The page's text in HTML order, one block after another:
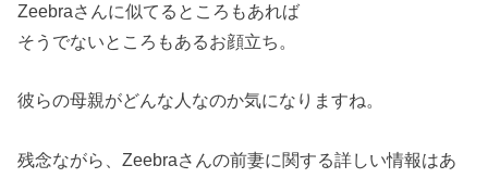
Zeebraさんに似てるところもあれば
そうでないところもあるお顔立ち。
彼らの母親がどんな人なのか気になりますね。
残念ながら、Zeebraさんの前妻に関する詳しい情報はあ